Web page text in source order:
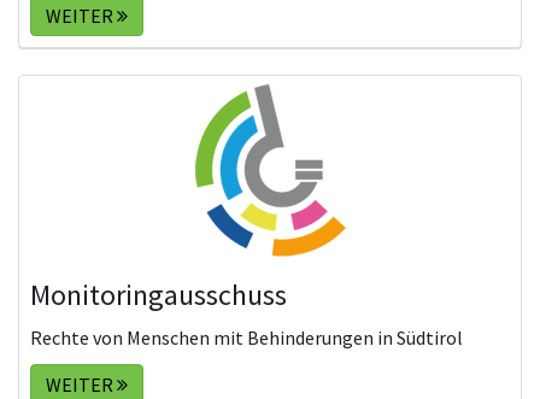
WEITER
Monitoringausschuss
Rechte von Menschen mit Behinderungen in Südtirol
WEITER